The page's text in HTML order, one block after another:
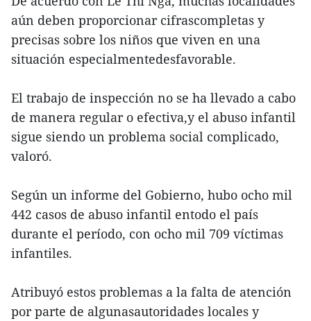
aún deben proporcionar cifrascompletas y
precisas sobre los niños que viven en una
situación especialmentedesfavorable.
El trabajo de inspección no se ha llevado a cabo
de manera regular o efectiva,y el abuso infantil
sigue siendo un problema social complicado,
valoró.
Según un informe del Gobierno, hubo ocho mil
442 casos de abuso infantil entodo el país
durante el período, con ocho mil 709 víctimas
infantiles.
Atribuyó estos problemas a la falta de atención
por parte de algunasautoridades locales y